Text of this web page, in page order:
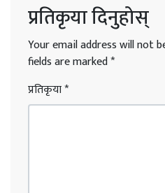
प्रतिकृया दिनुहोस्
Your email address will not
fields are marked*
प्रतिकृया*